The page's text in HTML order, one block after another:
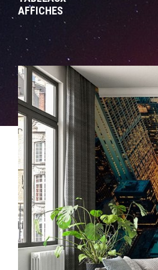
AFFICHES